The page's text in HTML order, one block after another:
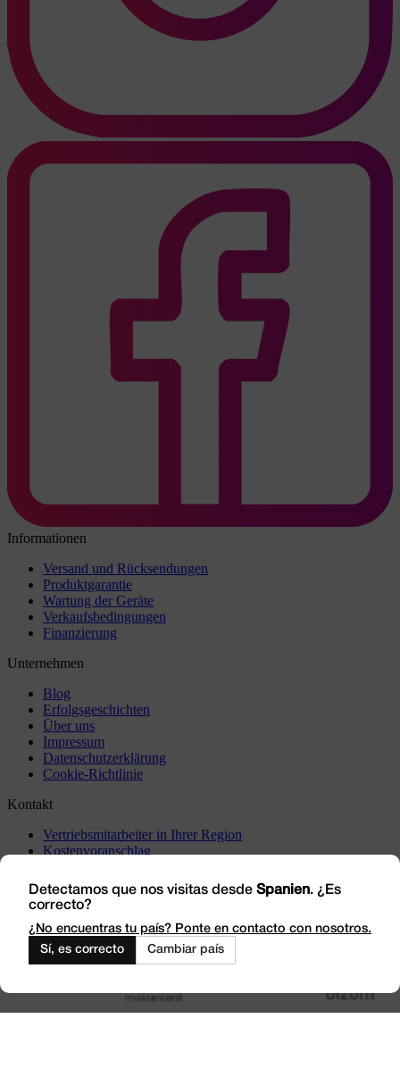
Informationen
Versand und Rücksendungen
Produktgarantie
Wartung der Geräte
Verkaufsbedingungen
Finanzierung
Unternehmen
Blog
Erfolgsgeschichten
Über uns
Impressum
Datenschutzerklärung
Cookie-Richtlinie
Kontakt
Vertriebsmitarbeiter in Ihrer Region
Kostenvoranschlag
Besuchen Sie uns
Arbeiten Sie mit uns
Outlet
Detectamos que nos visitas desde Spanien. ¿Es
correcto?
¿No encuentras tu país? Ponte en contacto con nosotros.
Sí, es correcto
Cambiar país